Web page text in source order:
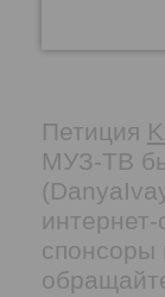
Петиция
МУЗ-ТВ
спонсоры